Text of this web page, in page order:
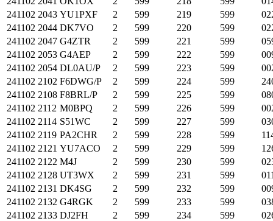
241102 2043 YU1PXF 2 599 219 599
241102 2044 DK7VO 2 599 220 599
241102 2047 G4ZTR 2 599 221 599
241102 2053 G4AEP 2 599 222 599
241102 2054 DL0AU/P 2 599 223 599
241102 2102 F6DWG/P 2 599 224 599
241102 2108 F8BRL/P 2 599 225 599
241102 2112 M0BPQ 2 599 226 599
241102 2114 S51WC 2 599 227 599
241102 2119 PA2CHR 2 599 228 599
241102 2121 YU7ACO 2 599 229 599
241102 2122 M4J 2 599 230 599
241102 2128 UT3WX 2 599 231 599
241102 2131 DK4SG 2 599 232 599
241102 2132 G4RGK 2 599 233 599
241102 2133 DJ2FH 2 599 234 599